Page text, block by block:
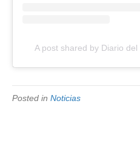
A post shared by Diario
Posted in Noticias